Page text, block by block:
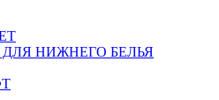
НИЖНЕГО БЕЛЬЯ